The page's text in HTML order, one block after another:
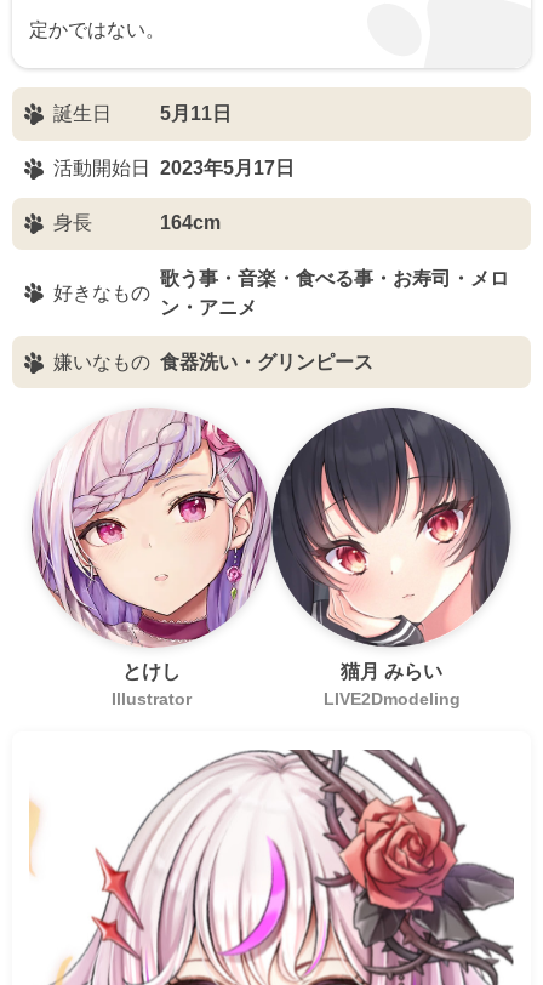
定かではない。
誕生日 5月11日
活動開始日 2023年5月17日
身長 164cm
好きなもの
歌う事・音楽・食べる事・お寿司・メロ
ン・アニメ
嫌いなもの 食器洗い・グリンピース
とけし
Illustrator
猫月 みらい
LIVE2Dmodeling